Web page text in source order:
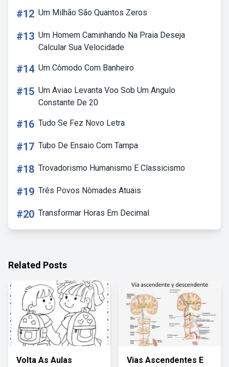
#12 Um Milhão São Quantos Zeros
#13 Um Homem Caminhando Na Praia Deseja
Calcular Sua Velocidade
#14 Um Cômodo Com Banheiro
#15 Um Aviao Levanta Voo Sob Um Angulo
Constante De 20
#16 Tudo Se Fez Novo Letra
#17 Tubo De Ensaio Com Tampa
#18 Trovadorismo Humanismo E Classicismo
#19 Três Povos Nômades Atuais
#20 Transformar Horas Em Decimal
Related Posts
Volta As Aulas
Vias Ascendentes E